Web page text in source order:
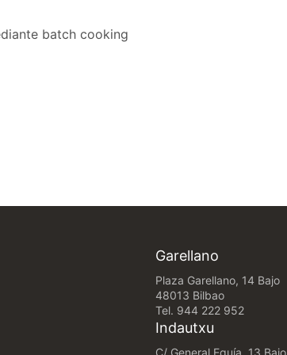
batch cooking
Garellano
Plaza Garellano, 14 Bajo
48013 Bilbao
Tel. 944 222 952
Indautxu